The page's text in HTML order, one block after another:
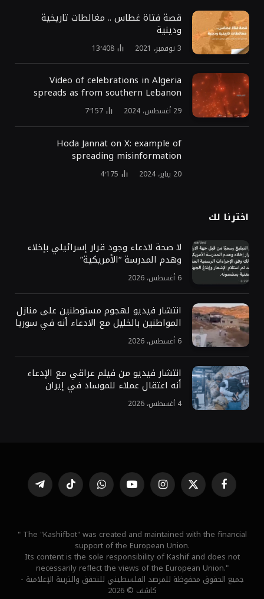
قصة فتاة غطاس .. مغالطات تاريخية
ودينية
3 نوفمبر، 2021 13٬408
Video of celebrations in Algeria
spreads as from southern Lebanon
29 أغسطس، 2024 7٬157
Hoda Jannat on X: example of
spreading misinformation
20 يناير، 2024 4٬175
اخترنا لك
لا صحة لادعاء وجود قرار إسرائيلي بإخلاء
وهدم المدرسة “الأمريكية”
6 أغسطس، 2026
انتشار فيديو لهجوم مستوطنين على منازل
المواطنين بالخليل مع الادعاء أنه في سوريا
6 أغسطس، 2026
انتشار فيديو من فيلم عراقي مع الإدعاء
أنه اعتقال عملاء للموساد في إيران
4 أغسطس، 2026
فيسبوك X
(Twitter)
الانستغراميوتيوب واتساب تيكتوك تيلقرام
" The "Kashifbot" was created and maintained with the financial
support of the European Union.
Its content is the sole responsibility of Kashif and does not
necessarily reflect the views of the European Union."
جميع الحقوق محفوظة للمرصد الفلسطيني للتحقق والتربية الإعلامية -
كاشف © 2026